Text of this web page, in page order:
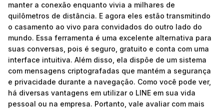
manter a conexão enquanto vivia a milhares de
quilômetros de distância. E agora eles estão transmitindo
o casamento ao vivo para convidados do outro lado do
mundo. Essa ferramenta é uma excelente alternativa para
suas conversas, pois é seguro, gratuito e conta com uma
interface intuitiva. Além disso, ela dispõe de um sistema
com mensagens criptografadas que mantém a segurança
e privacidade durante a navegação. Como você pode ver,
há diversas vantagens em utilizar o LINE em sua vida
pessoal ou na empresa. Portanto, vale avaliar com mais